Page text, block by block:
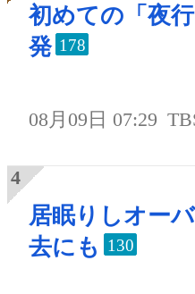
初めての「夜
発 178
08月09日 07:29
居眠りしオー
去にも
130